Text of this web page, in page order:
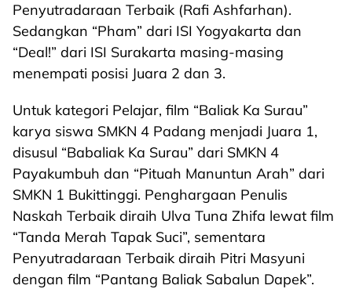
Penyutradaraan Terbaik (Rafi Ashfarhan).
Sedangkan “Pham” dari ISI Yogyakarta dan
“Deal!” dari ISI Surakarta masing-masing
menempati posisi Juara 2 dan 3.
Untuk kategori Pelajar, film “Baliak Ka Surau”
karya siswa SMKN 4 Padang menjadi Juara 1,
disusul “Babaliak Ka Surau” dari SMKN 4
Payakumbuh dan “Pituah Manuntun Arah” dari
SMKN 1 Bukittinggi. Penghargaan Penulis
Naskah Terbaik diraih Ulva Tuna Zhifa lewat film
“Tanda Merah Tapak Suci”, sementara
Penyutradaraan Terbaik diraih Pitri Masyuni
dengan film “Pantang Baliak Sabalun Dapek”.